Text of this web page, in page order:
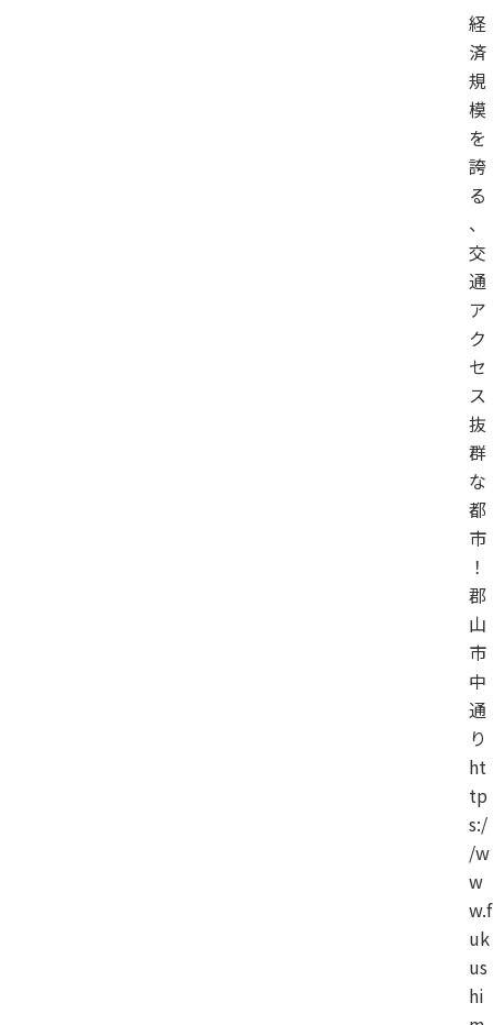
経
済
規
模
を
誇
る
、
交
通
ア
ク
セ
ス
抜
群
な
都
市
！
郡
山
市
中
通
り
ht
tp
s:/
/w
w
w.f
uk
us
hi